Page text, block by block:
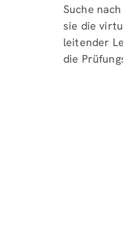
Suche
sie die
leitender
die